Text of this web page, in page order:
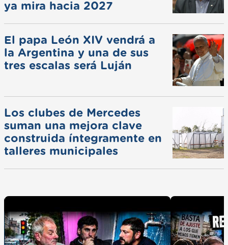
ya mira hacia 2027
El papa León XIV vendrá a
la Argentina y una de sus
tres escalas será Luján
Los clubes de Mercedes
suman una mejora clave
construida íntegramente en
talleres municipales